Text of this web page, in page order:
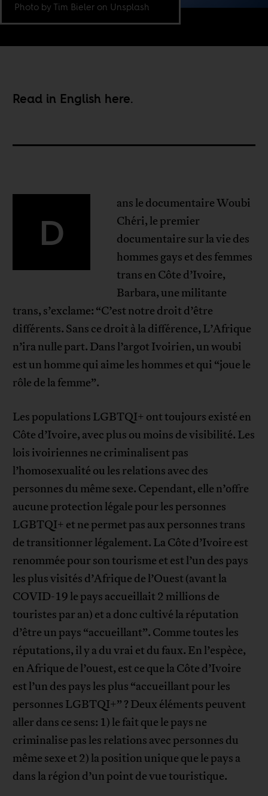
Photo by Tim Bieler on Unsplash
Read in English here.
D
ans le documentaire Woubi
Chéri, le premier
documentaire sur la vie des
hommes gays et des femmes
trans en Côte d’Ivoire,
Barbara, une militante
trans, s’exclame: “C’est notre droit d’être
différents. Sans ce droit à la différence, L’Afrique
n’ira nulle part. Dans l’argot Ivoirien, un woubi
est un homme qui aime les hommes et qui “joue le
rôle de la femme”.
Les populations LGBTQI+ ont toujours existé en
Côte d’Ivoire, avec plus ou moins de visibilité. Les
lois ivoiriennes ne criminalisent pas
l’homosexualité ou les relations avec des
personnes du même sexe. Cependant, elle n’offre
aucune protection légale pour les personnes
LGBTQI+ et ne permet pas aux personnes trans
de transitionner légalement. La Côte d’Ivoire est
renommée pour son tourisme et est l’un des pays
les plus visités d’Afrique de l’Ouest (avant la
COVID-19 le pays accueillait 2 millions de
touristes par an) et a donc cultivé la réputation
d’être un pays “accueillant”. Comme toutes les
réputations, il y a du vrai et du faux. En l’espèce,
en Afrique de l’ouest, est ce que la Côte d’Ivoire
est l’un des pays les plus “accueillant pour les
personnes LGBTQI+” ? Deux éléments peuvent
aller dans ce sens: 1) le fait que le pays ne
criminalise pas les relations avec personnes du
même sexe et 2) la position unique que le pays a
dans la région d’un point de vue touristique.